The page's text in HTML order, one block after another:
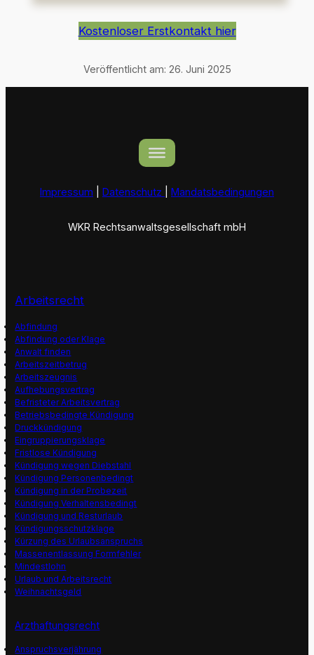
Kostenloser Erstkontakt hier
Veröffentlicht am: 26. Juni 2025
Impressum Datenschutz Mandatsbedingungen
WKR Rechtsanwaltsgesellschaft mbH
Arbeitsrecht
Abfindung
Abfindung oder Klage
Anwalt finden
Arbeitszeitbetrug
Arbeitszeugnis
Aufhebungsvertrag
Befristeter Arbeitsvertrag
Betriebsbedingte Kündigung
Druckkündigung
Eingruppierungsklage
Fristlose Kündigung
Kündigung wegen Diebstahl
Kündigung Personenbedingt
Kündigung in der Probezeit
Kündigung Verhaltensbedingt
Kündigung und Resturlaub
Kündigungsschutzklage
Kürzung des Urlaubsanspruchs
Massenentlassung Formfehler
Mindestlohn
Urlaub und Arbeitsrecht
Weihnachtsgeld
Arzthaftungsrecht
Anspruchsverjährung